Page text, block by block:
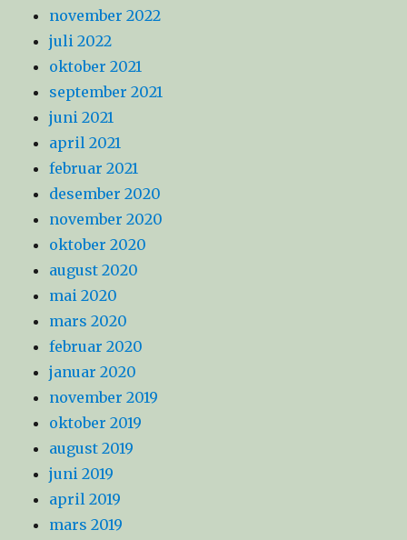
november 2022
juli 2022
oktober 2021
september 2021
juni 2021
april 2021
februar 2021
desember 2020
november 2020
oktober 2020
august 2020
mai 2020
mars 2020
februar 2020
januar 2020
november 2019
oktober 2019
august 2019
juni 2019
april 2019
mars 2019